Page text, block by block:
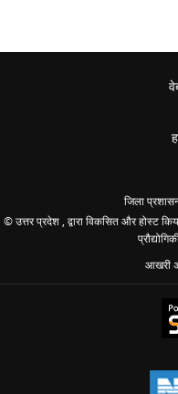
जिला प्रशासन
© उत्तर प्रदेश , द्वारा विकसित और होस्ट
आखरी